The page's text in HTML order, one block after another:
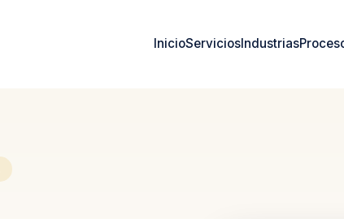
InicioServiciosIndustrias